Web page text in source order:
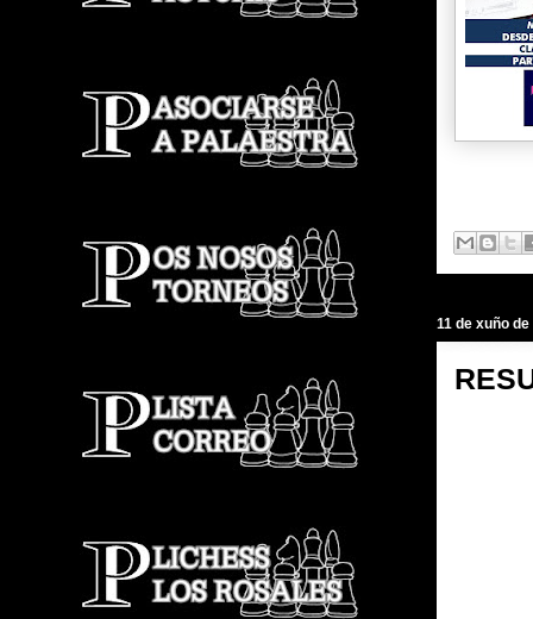
11 de xuño de